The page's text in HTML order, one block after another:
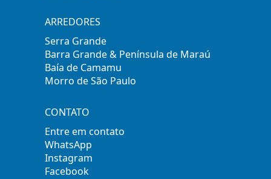
ARREDORES
Serra Grande
Barra Grande & Península de Maraú
Baía de Camamu
Morro de São Paulo
CONTATO
Entre em contato
WhatsApp
Instagram
Facebook